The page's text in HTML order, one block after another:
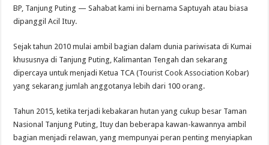
BP, Tanjung Puting — Sahabat kami ini bernama Saptuyah atau biasa
dipanggil Acil Ituy.
Sejak tahun 2010 mulai ambil bagian dalam dunia pariwisata di Kumai
khususnya di Tanjung Puting, Kalimantan Tengah dan sekarang
dipercaya untuk menjadi Ketua TCA (Tourist Cook Association Kobar)
yang sekarang jumlah anggotanya lebih dari 100 orang.
Tahun 2015, ketika terjadi kebakaran hutan yang cukup besar Taman
Nasional Tanjung Puting, Ituy dan beberapa kawan-kawannya ambil
bagian menjadi relawan, yang mempunyai peran penting menyiapkan